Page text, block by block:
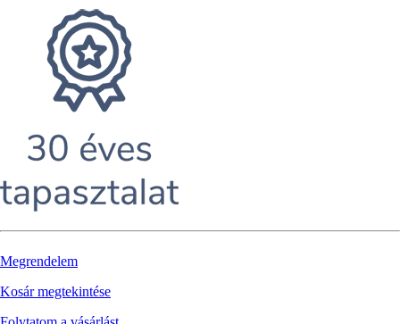
Megrendelem
Kosár megtekintése